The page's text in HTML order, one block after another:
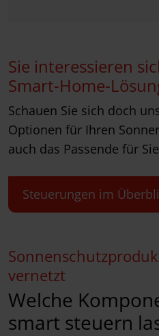
Sie interessieren
Smart-Home-
Schauen Sie sich doch
Optionen für Ihren
auch das Passende für
Steuerungen im
vernetzt
Welche
smart steuern